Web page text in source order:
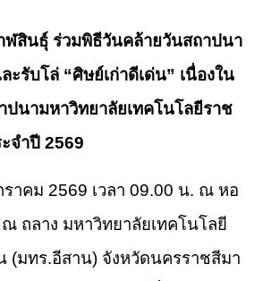
ฬสินธุ์ ร่วมพิธีวันคล้ายวันสถาปนา
ะรับโล่ “ศิษย์เก่าดีเด่น” เนื่องใน
ปนามหาวิทยาลัยเทคโนโลยีราช
จำปี 2569
าคม 2569 เวลา 09.00 น. ณ หอ
ถลาง มหาวิทยาลัยเทคโนโลยี
(มทร.อีสาน) จังหวัดนครราชสีมา